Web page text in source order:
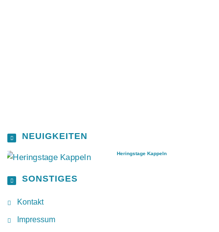
NEUIGKEITEN
Heringstage Kappeln
SONSTIGES
Kontakt
Impressum